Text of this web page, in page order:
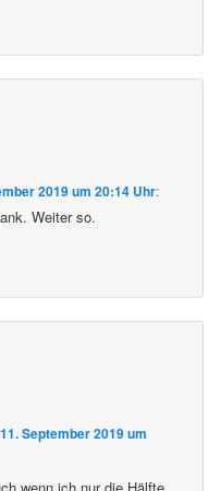
2019 um 20:14 Uhr:
Weiter so.
11. September 2019 um